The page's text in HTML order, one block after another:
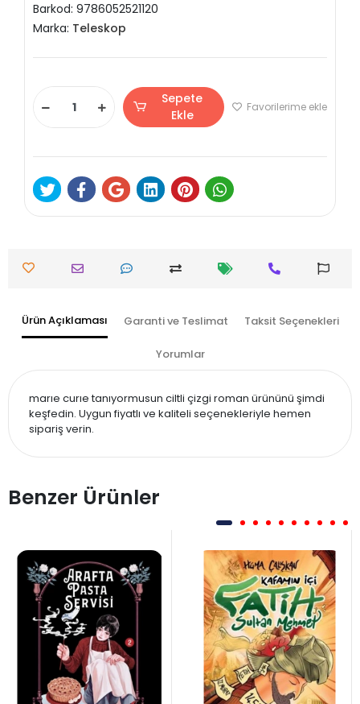
Barkod: 9786052521120
Marka: Teleskop
Sepete
Ekle
Favorilerime ekle
Ürün Açıklaması Garanti ve Teslimat Taksit Seçenekleri
Yorumlar
marıe curıe tanıyormusun ciltli çizgi roman ürününü şimdi
keşfedin. Uygun fiyatlı ve kaliteli seçenekleriyle hemen
sipariş verin.
Benzer Ürünler